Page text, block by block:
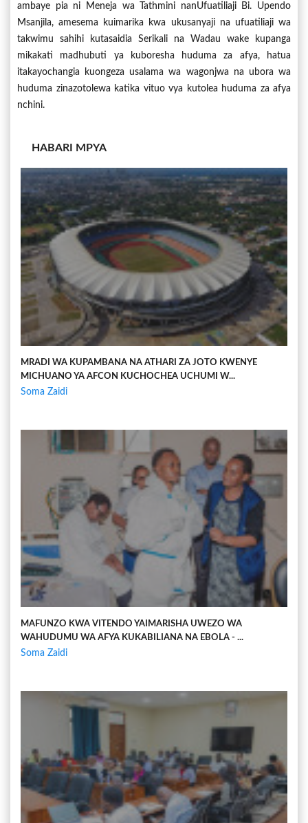
ambaye pia ni Meneja wa Tathmini nanUfuatiliaji Bi. Upendo
Msanjila, amesema kuimarika kwa ukusanyaji na ufuatiliaji wa
takwimu sahihi kutasaidia Serikali na Wadau wake kupanga
mikakati madhubuti ya kuboresha huduma za afya, hatua
itakayochangia kuongeza usalama wa wagonjwa na ubora wa
huduma zinazotolewa katika vituo vya kutolea huduma za afya
nchini.
HABARI MPYA
MRADI WA KUPAMBANA NA ATHARI ZA JOTO KWENYE
MICHUANO YA AFCON KUCHOCHEA UCHUMI W...
Soma Zaidi
MAFUNZO KWA VITENDO YAIMARISHA UWEZO WA
WAHUDUMU WA AFYA KUKABILIANA NA EBOLA - ...
Soma Zaidi